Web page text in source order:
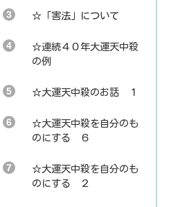
☆「害法」について
☆連続４０年大運天中殺
の例
☆大運天中殺のお話 １
☆大運天中殺を自分のも
のにする ６
☆大運天中殺を自分のも
のにする ２